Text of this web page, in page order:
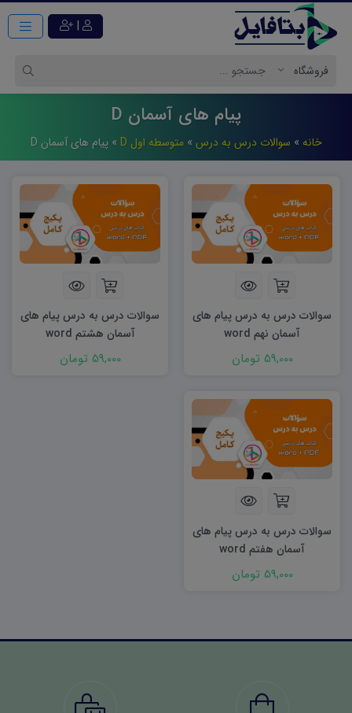
|
پیام های آسمان D
خانه » سوالات درس به درس »متوسطه اول D »پیام های آسمان D
سوالات درس به درس پیام های
آسمان نهم word
59,000 تومان
سوالات درس به درس پیام های
آسمان هشتم word
59,000 تومان
سوالات درس به درس پیام های
آسمان هفتم word
59,000 تومان